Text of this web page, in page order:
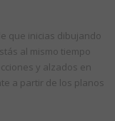
que inicias dibujando
al mismo tiempo
y alzados en
a partir de los planos